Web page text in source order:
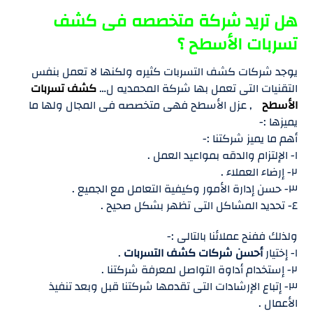
هل تريد شركة متخصصه فى كشف
تسربات الأسطح ؟
يوجد شركات كشف التسربات كثيره ولكنها لا تعمل بنفس
التقنيات التى تعمل بها شركة المحمديه ل…كشف تسربات
الأسطح , عزل الأسطح فهى متخصصه فى المجال ولها ما
يميزها :-
أهم ما يميز شركتنا :-
١- الإلتزام والدقه بمواعيد العمل .
٢- إرضاء العملاء .
٣- حسن إدارة الأمور وكيفية التعامل مع الجميع .
٤- تحديد المشاكل التى تظهر بشكل صحيح .
ولذلك ففنح عملائنا بالتالى :-
١- إختيار
أحسن شركات كشف التسربات .
٢- إستخدام أداوة التواصل لمعرفة شركتنا .
٣- إتباع الإرشادات التى تقدمها شركتنا قبل وبعد تنفيذ
الأعمال .